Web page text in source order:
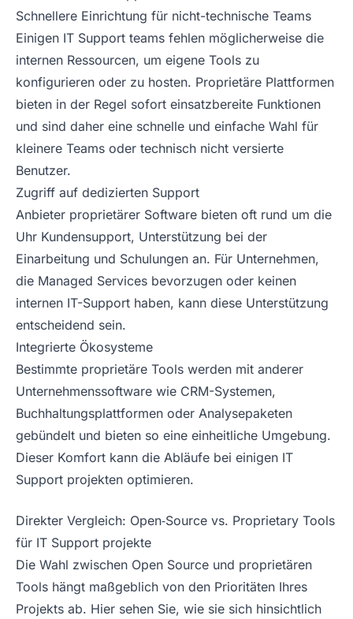
Schnellere Einrichtung für nicht-technische Teams
Einigen IT Support teams fehlen möglicherweise die
internen Ressourcen, um eigene Tools zu
konfigurieren oder zu hosten. Proprietäre Plattformen
bieten in der Regel sofort einsatzbereite Funktionen
und sind daher eine schnelle und einfache Wahl für
kleinere Teams oder technisch nicht versierte
Benutzer.
Zugriff auf dedizierten Support
Anbieter proprietärer Software bieten oft rund um die
Uhr Kundensupport, Unterstützung bei der
Einarbeitung und Schulungen an. Für Unternehmen,
die Managed Services bevorzugen oder keinen
internen IT-Support haben, kann diese Unterstützung
entscheidend sein.
Integrierte Ökosysteme
Bestimmte proprietäre Tools werden mit anderer
Unternehmenssoftware wie CRM-Systemen,
Buchhaltungsplattformen oder Analysepaketen
gebündelt und bieten so eine einheitliche Umgebung.
Dieser Komfort kann die Abläufe bei einigen IT
Support projekten optimieren.
Direkter Vergleich: Open‑Source vs. Proprietary Tools
für IT Support projekte
Die Wahl zwischen Open Source und proprietären
Tools hängt maßgeblich von den Prioritäten Ihres
Projekts ab. Hier sehen Sie, wie sie sich hinsichtlich